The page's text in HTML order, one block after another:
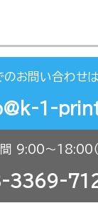
のお問い合わせ
1-
9:00〜18:00（
3369-